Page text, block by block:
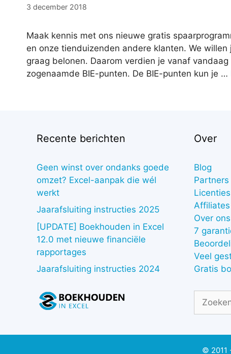
3 december 2018
Maak kennis met ons nieuwe gratis
en onze tienduizenden andere klanten. We
graag belonen. Daarom verdien je vanaf
zogenaamde BIE-punten. De BIE-punten kun je …
Recente berichten
Geen winst over ondanks goede
omzet? Excel-aanpak die wél
werkt
Jaarafsluiting instructies 2025
[UPDATE] Boekhouden in Excel
12.0 met nieuwe financiële
rapportages
Jaarafsluiting instructies 2024
Over
Blog
Partners
Licenties
Affiliates
Over ons
7
Veel
Gratis
naar:
© 2011